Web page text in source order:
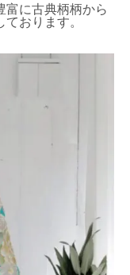
富に古典柄柄から
ております。